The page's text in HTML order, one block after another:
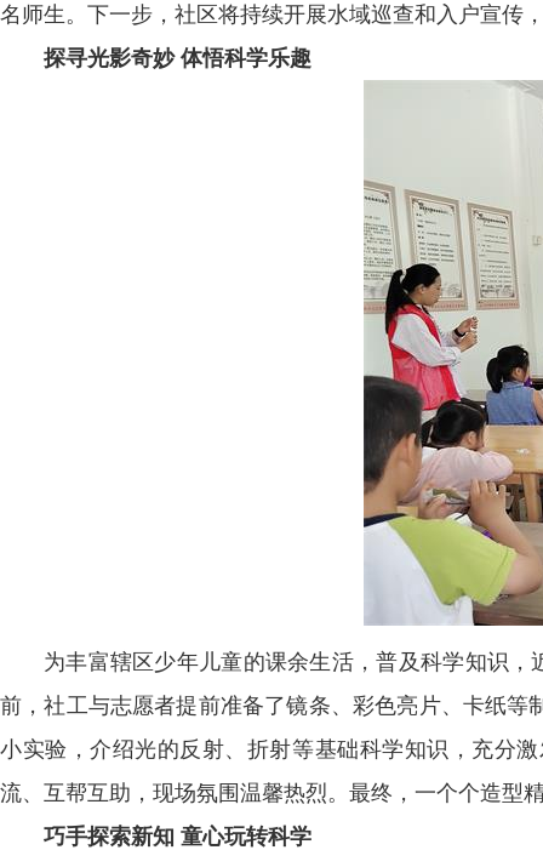
名师生。下一步，社区将持续开展水域巡查和入户宣传
探寻光影奇妙 体悟科学乐趣
为丰富辖区少年儿童的课余生活，普及科学知识
前，社工与志愿者提前准备了镜条、彩色亮片、卡纸
小实验，介绍光的反射、折射等基础科学知识，充分
流、互帮互助，现场氛围温馨热烈。最终，一个个造型
巧手探索新知 童心玩转科学